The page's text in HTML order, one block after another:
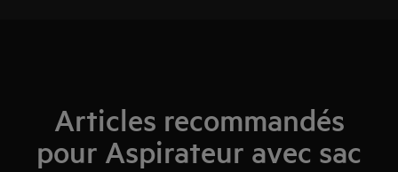
Articles recommandés
pour Aspirateur avec sac